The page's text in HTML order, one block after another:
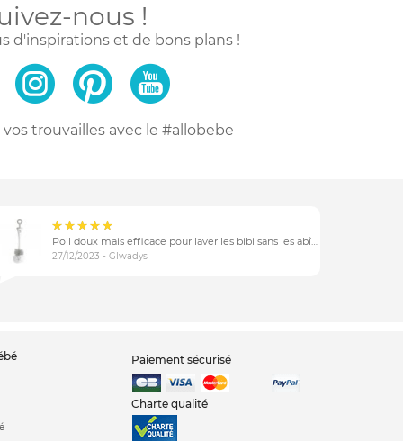
nous !
d'inspirations et de bons plans !
trouvaillesavec le #allobebe
Poil doux mais efficace pour laver les bibi sans les abîmer
27/12/2023 - Glwadys
Paiement sécurisé
Charte qualité